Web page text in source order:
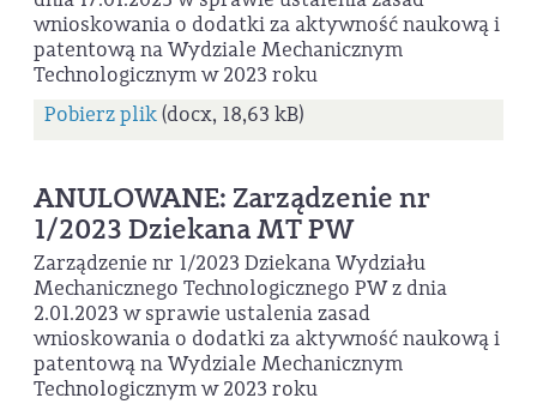
wnioskowania o dodatki za aktywność naukową i
patentową na Wydziale Mechanicznym
Technologicznym w 2023 roku
Pobierz plik(docx, 18,63 kB)
ANULOWANE: Zarządzenie nr
1/2023 Dziekana MT PW
Zarządzenie nr 1/2023 Dziekana Wydziału
Mechanicznego Technologicznego PW z dnia
2.01.2023 w sprawie ustalenia zasad
wnioskowania o dodatki za aktywność naukową i
patentową na Wydziale Mechanicznym
Technologicznym w 2023 roku